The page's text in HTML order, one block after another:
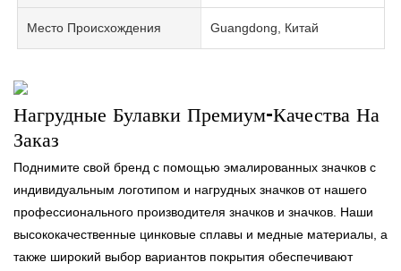
Место Происхождения Guangdong, Китай
Нагрудные Булавки Премиум-Качества На
Заказ
Поднимите свой бренд с помощью эмалированных значков с
индивидуальным логотипом и нагрудных значков от нашего
профессионального производителя значков и значков. Наши
высококачественные цинковые сплавы и медные материалы, а
также широкий выбор вариантов покрытия обеспечивают